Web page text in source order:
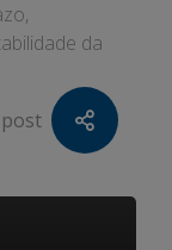
da